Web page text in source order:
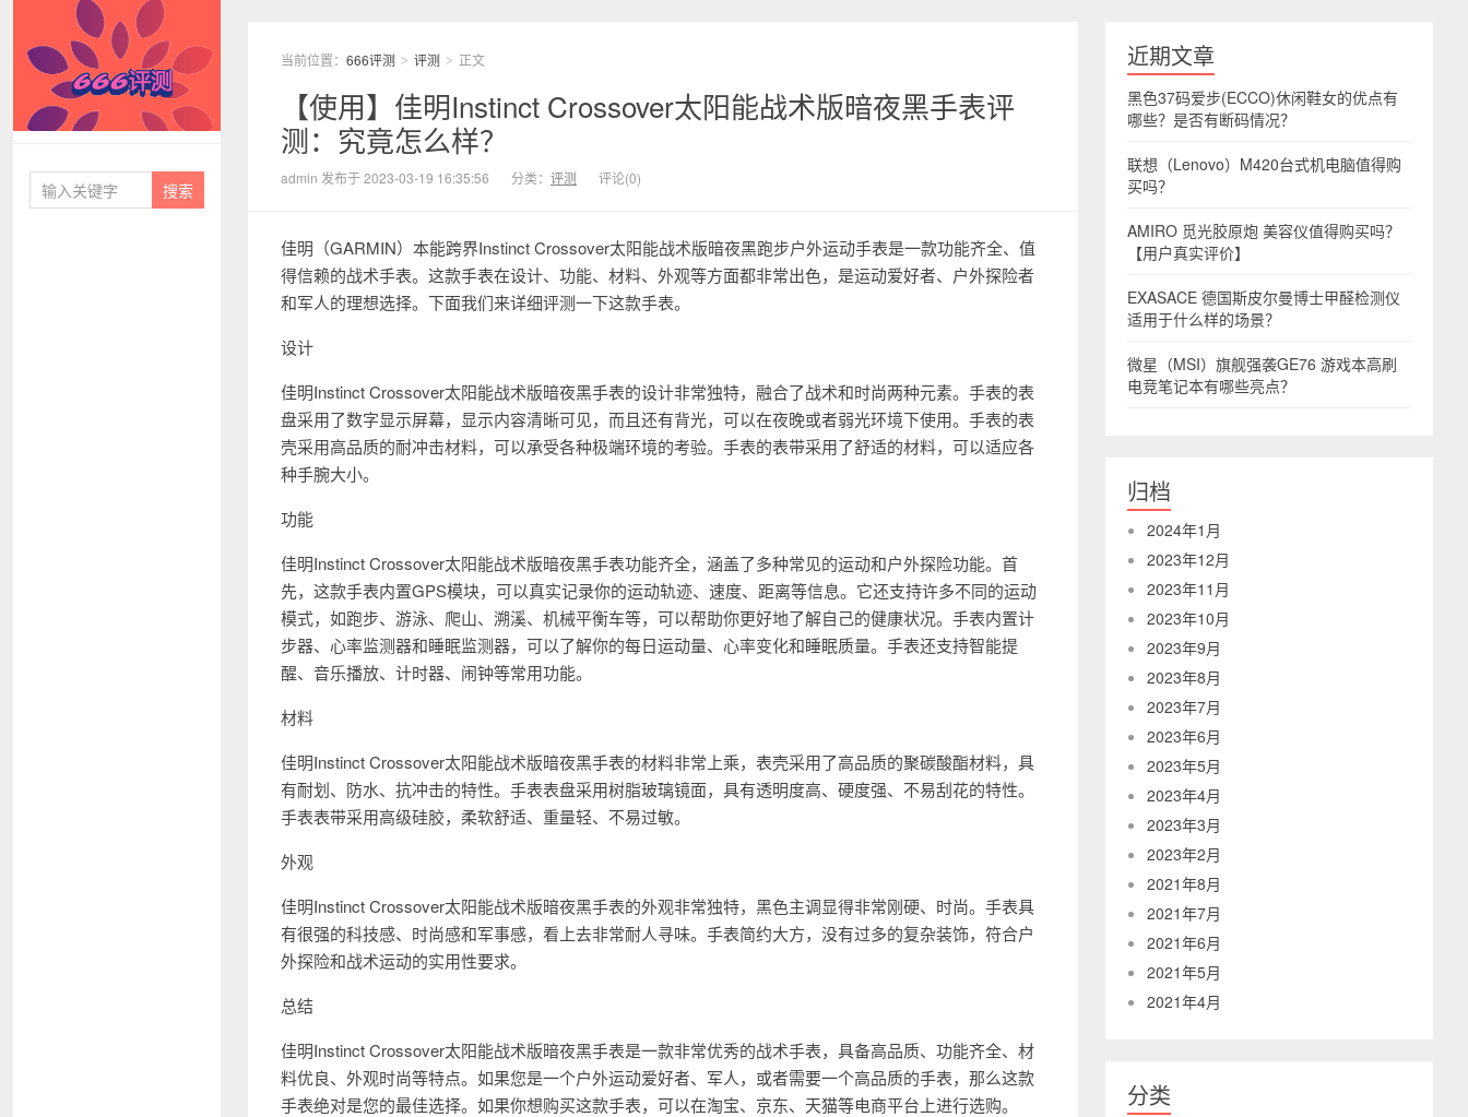
当前位置： 666评测 > 评测 > 正文
【使用】佳明Instinct Crossover太阳能战术版暗夜黑手表评
测：究竟怎么样？
admin 发布于 2023-03-19 16:35:56 分类： 评测 评论(0)
佳明（GARMIN）本能跨界Instinct Crossover太阳能战术版暗夜黑跑步户外运动手表是一款功能齐全、值
得信赖的战术手表。这款手表在设计、功能、材料、外观等方面都非常出色，是运动爱好者、户外探险者
和军人的理想选择。下面我们来详细评测一下这款手表。
设计
佳明Instinct Crossover太阳能战术版暗夜黑手表的设计非常独特，融合了战术和时尚两种元素。手表的表
盘采用了数字显示屏幕，显示内容清晰可见，而且还有背光，可以在夜晚或者弱光环境下使用。手表的表
壳采用高品质的耐冲击材料，可以承受各种极端环境的考验。手表的表带采用了舒适的材料，可以适应各
种手腕大小。
功能
佳明Instinct Crossover太阳能战术版暗夜黑手表功能齐全，涵盖了多种常见的运动和户外探险功能。首
先，这款手表内置GPS模块，可以真实记录你的运动轨迹、速度、距离等信息。它还支持许多不同的运动
模式，如跑步、游泳、爬山、溯溪、机械平衡车等，可以帮助你更好地了解自己的健康状况。手表内置计
步器、心率监测器和睡眠监测器，可以了解你的每日运动量、心率变化和睡眠质量。手表还支持智能提
醒、音乐播放、计时器、闹钟等常用功能。
材料
佳明Instinct Crossover太阳能战术版暗夜黑手表的材料非常上乘，表壳采用了高品质的聚碳酸酯材料，具
有耐划、防水、抗冲击的特性。手表表盘采用树脂玻璃镜面，具有透明度高、硬度强、不易刮花的特性。
手表表带采用高级硅胶，柔软舒适、重量轻、不易过敏。
外观
佳明Instinct Crossover太阳能战术版暗夜黑手表的外观非常独特，黑色主调显得非常刚硬、时尚。手表具
有很强的科技感、时尚感和军事感，看上去非常耐人寻味。手表简约大方，没有过多的复杂装饰，符合户
外探险和战术运动的实用性要求。
总结
佳明Instinct Crossover太阳能战术版暗夜黑手表是一款非常优秀的战术手表，具备高品质、功能齐全、材
料优良、外观时尚等特点。如果您是一个户外运动爱好者、军人，或者需要一个高品质的手表，那么这款
手表绝对是您的最佳选择。如果你想购买这款手表，可以在淘宝、京东、天猫等电商平台上进行选购。
近期文章
黑色37码爱步(ECCO)休闲鞋女的优点有
哪些？是否有断码情况？
联想（Lenovo）M420台式机电脑值得购
买吗？
AMIRO 觅光胶原炮 美容仪值得购买吗？
【用户真实评价】
EXASACE 德国斯皮尔曼博士甲醛检测仪
适用于什么样的场景？
微星（MSI）旗舰强袭GE76 游戏本高刷
电竞笔记本有哪些亮点？
归档
2024年1月
2023年12月
2023年11月
2023年10月
2023年9月
2023年8月
2023年7月
2023年6月
2023年5月
2023年4月
2023年3月
2023年2月
2021年8月
2021年7月
2021年6月
2021年5月
2021年4月
分类